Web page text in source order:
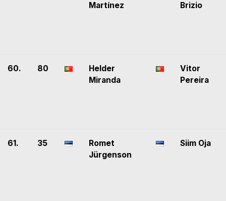
Martínez
Brizio
60. 80
Helder
Miranda
Vitor
Pereira
61. 35
Romet
Jürgenson
Siim Oja